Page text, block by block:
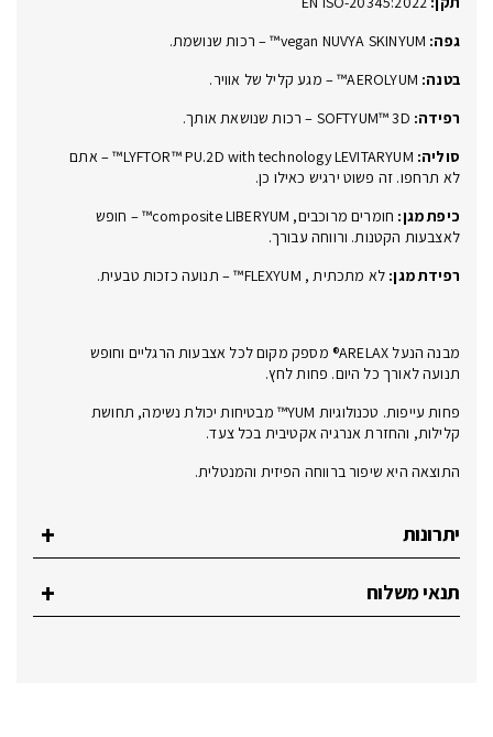
גפה:
בטנה:
רפידה:
סוליה:
LYFTOR™ PU.2D with technology LEVITARYUM™ – אתם
לא תרחפו. זה פשוט ירגיש כאילו כן.
כיפת מגן:
חומרים מרוכבים, composite LIBERYUM™ – חופש
לאצבעות הקטנות. ורווחה עבורך.
רפידת מגן: לא מתכתית , FLEXYUM™ – תנועה כזכות טבעית.
מבנה הנעל ARELAX® מספק מקום לכל אצבעות הרגליים וחופש
תנועה לאורך כל היום. פחות לחץ.
פחות עייפות. טכנולוגיות YUM™ מבטיחות יכולת נשימה, תחושת
קלילות, והחזרת אנרגיה אקטיבית בכל צעד.
התוצאה היא שיפור ברווחה הפיזית והמנטלית.
יתרונות
תנאי משלוח